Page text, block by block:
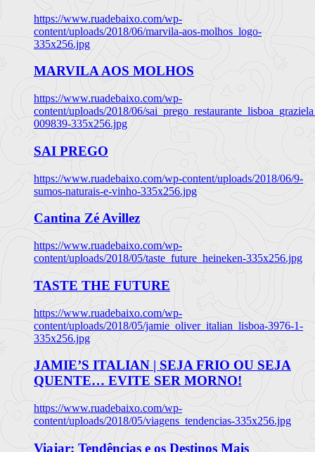
https://www.ruadebaixo.com/wp-
content/uploads/2018/06/marvila-aos-molhos_logo-
335x256.jpg
MARVILA AOS MOLHOS
https://www.ruadebaixo.com/wp-
content/uploads/2018/06/
009839-335x256.jpg
SAI PREGO
https://www.ruadebaixo.com/wp-content/uploads/2018/06/9-
sumos-naturais-e-vinho-335x256.jpg
Cantina Zé Avillez
https://www.ruadebaixo.com/wp-
content/uploads/2018/05/taste_future_heineken-335x256.jpg
TASTE THE FUTURE
https://www.ruadebaixo.com/wp-
content/uploads/2018/05/jamie_oliver_italian_lisboa-3976-1-
335x256.jpg
JAMIE’S ITALIAN | SEJA FRIO OU SEJA
QUENTE… EVITE SER MORNO!
https://www.ruadebaixo.com/wp-
content/uploads/2018/05/viagens_tendencias-335x256.jpg
Viajar: Tendências e os Destinos Mais